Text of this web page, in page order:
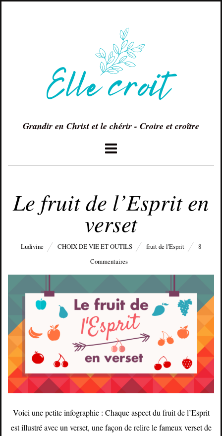
Grandir en Christ et le chérir - Croire et croître
Le fruit de l’Esprit en
verset
Ludivine CHOIX DE VIE ET OUTILS fruit de l'Esprit
8
Commentaires
Voici une petite infographie : Chaque aspect du fruit de l’Esprit
est illustré avec un verset, une façon de relire le fameux verset de